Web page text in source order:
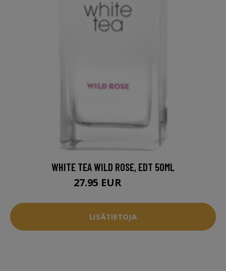
WHITE TEA WILD ROSE, EDT 50ML
27.95 EUR
LISÄTIETOJA